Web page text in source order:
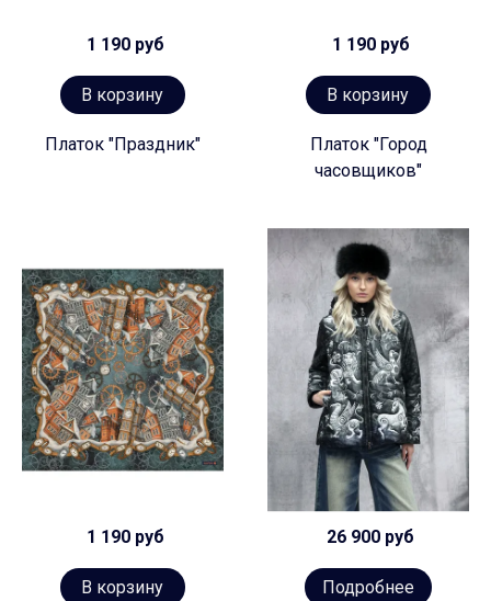
1 190 руб
В корзину
Платок "Праздник"
1 190 руб
В корзину
Платок "Город
часовщиков"
1 190 руб
В корзину
26 900 руб
Подробнее